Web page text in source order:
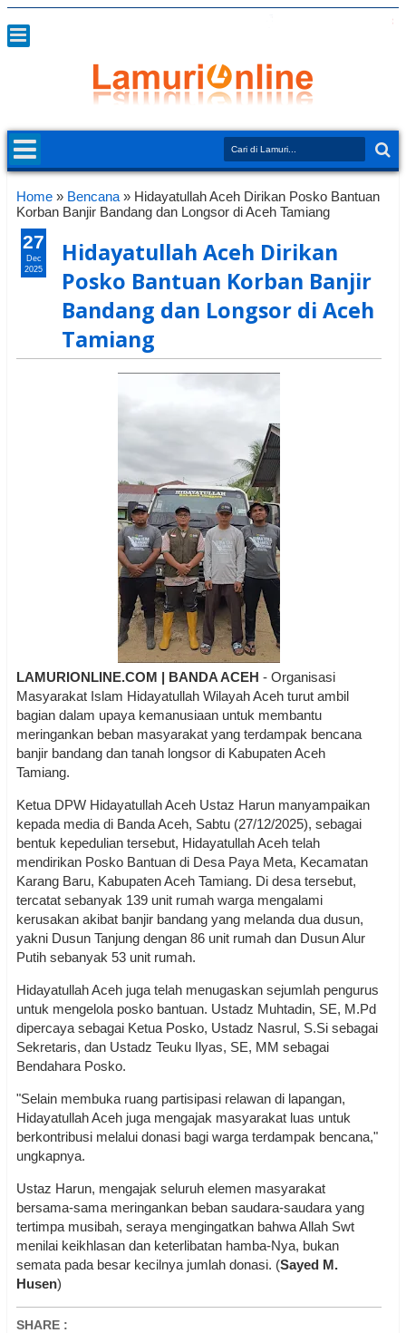
Home » Bencana » Hidayatullah Aceh Dirikan Posko Bantuan
Korban Banjir Bandang dan Longsor di Aceh Tamiang
Hidayatullah Aceh Dirikan
Posko Bantuan Korban Banjir
Bandang dan Longsor di Aceh
Tamiang
LAMURIONLINE.COM | BANDA ACEH - Organisasi
Masyarakat Islam Hidayatullah Wilayah Aceh turut ambil
bagian dalam upaya kemanusiaan untuk membantu
meringankan beban masyarakat yang terdampak bencana
banjir bandang dan tanah longsor di Kabupaten Aceh
Tamiang.
Ketua DPW Hidayatullah Aceh Ustaz Harun manyampaikan
kepada media di Banda Aceh, Sabtu (27/12/2025), sebagai
bentuk kepedulian tersebut, Hidayatullah Aceh telah
mendirikan Posko Bantuan di Desa Paya Meta, Kecamatan
Karang Baru, Kabupaten Aceh Tamiang. Di desa tersebut,
tercatat sebanyak 139 unit rumah warga mengalami
kerusakan akibat banjir bandang yang melanda dua dusun,
yakni Dusun Tanjung dengan 86 unit rumah dan Dusun Alur
Putih sebanyak 53 unit rumah.
Hidayatullah Aceh juga telah menugaskan sejumlah pengurus
untuk mengelola posko bantuan. Ustadz Muhtadin, SE, M.Pd
dipercaya sebagai Ketua Posko, Ustadz Nasrul, S.Si sebagai
Sekretaris, dan Ustadz Teuku Ilyas, SE, MM sebagai
Bendahara Posko.
"Selain membuka ruang partisipasi relawan di lapangan,
Hidayatullah Aceh juga mengajak masyarakat luas untuk
berkontribusi melalui donasi bagi warga terdampak bencana,"
ungkapnya.
Ustaz Harun, mengajak seluruh elemen masyarakat
bersama-sama meringankan beban saudara-saudara yang
tertimpa musibah, seraya mengingatkan bahwa Allah Swt
menilai keikhlasan dan keterlibatan hamba-Nya, bukan
semata pada besar kecilnya jumlah donasi. (Sayed M.
Husen)
SHARE :
27
Dec
2025